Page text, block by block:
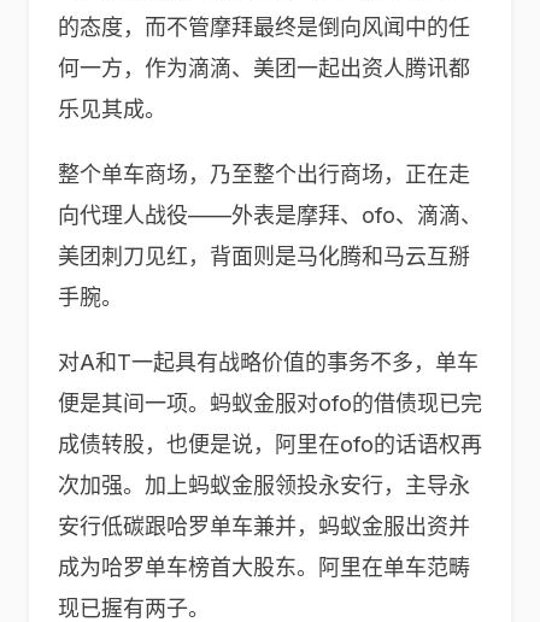
的态度，而不管摩拜最终是倒向风闻中的任
何一方，作为滴滴、美团一起出资人腾讯都
乐见其成。
整个单车商场，乃至整个出行商场，正在走
向代理人战役——外表是摩拜、ofo、滴滴、
美团刺刀见红，背面则是马化腾和马云互掰
手腕。
对A和T一起具有战略价值的事务不多，单车
便是其间一项。蚂蚁金服对ofo的借债现已完
成债转股，也便是说，阿里在ofo的话语权再
次加强。加上蚂蚁金服领投永安行，主导永
安行低碳跟哈罗单车兼并，蚂蚁金服出资并
成为哈罗单车榜首大股东。阿里在单车范畴
现已握有两子。